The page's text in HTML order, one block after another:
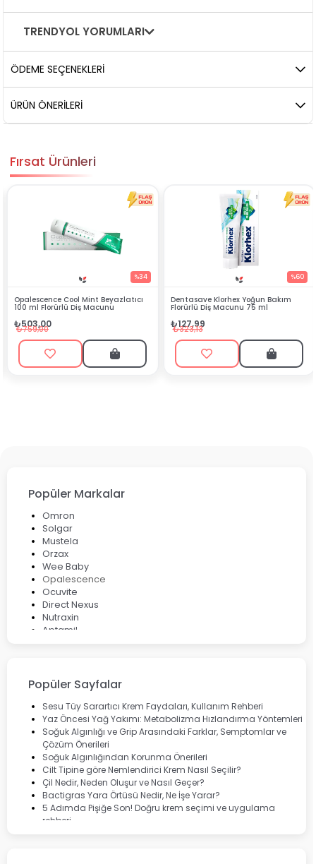
TRENDYOL YORUMLARI
ÖDEME SEÇENEKLERI
ÜRÜN ÖNERILERI
Fırsat Ürünleri
Dentasave Klorhex Yoğun Bakım
Florürlü Diş Macunu 75 ml
Black Berry Bitkisel Sprey
Popüler Markalar
Omron
Solgar
Mustela
Orzax
Wee Baby
Opalescence
Ocuvite
Direct Nexus
Nutraxin
Aptamil
Lansinoh
Cebrolux
Dermoskin
Marvis
Rcfarma
Popüler Sayfalar
Sesu Tüy Sarartıcı Krem Faydaları, Kullanım Rehberi
Yaz Öncesi Yağ Yakımı: Metabolizma Hızlandırma Yöntemleri
Soğuk Algınlığı ve Grip Arasındaki Farklar, Semptomlar ve
Çözüm Önerileri
Soğuk Algınlığından Korunma Önerileri
Cilt Tipine göre Nemlendirici Krem Nasıl Seçilir?
Çil Nedir, Neden Oluşur ve Nasıl Geçer?
Bactigras Yara Örtüsü Nedir, Ne İşe Yarar?
5 Adımda Pişiğe Son! Doğru krem seçimi ve uygulama
rehberi